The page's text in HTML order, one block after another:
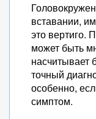
вставании,
это вертиго.
может быть
насчитывает
точный
особенно,
симптом.